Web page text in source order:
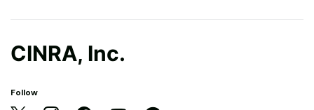
CINRA, Inc.
Follow